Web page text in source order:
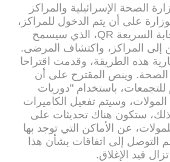
الصحة الإسرائيلية والمراكز
على أن يتم الدخول للمراكز،
باستخدام رمز الاستجابة السريعة QR، الذي سيسمح
إلى المراكز، واكتشاف المرضى.
هذه الطريقة، وقدمت اقتراحا
الصحة. وينص المقترح على أن
باستخدام "دوريات
وسيتم تفعيل الكاميرات
ذلك، ستكون هناك تحديثات على
عن الأماكن التي توجد بها
التوصل إلى اتفاقات بشأن هذا
قيد الإغلاق.